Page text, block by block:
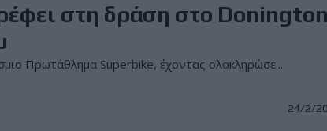
στη δράση στο Donington
Πρωτάθλημα Superbike, έχοντας ολοκληρώσε...
24/2/